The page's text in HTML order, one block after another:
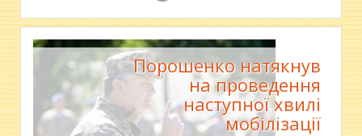
Порошенко натякнув
на проведення
наступної хвилі
мобілізації